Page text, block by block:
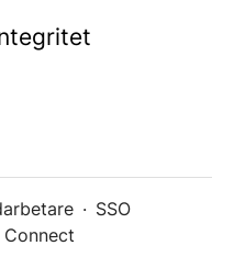
· SSO